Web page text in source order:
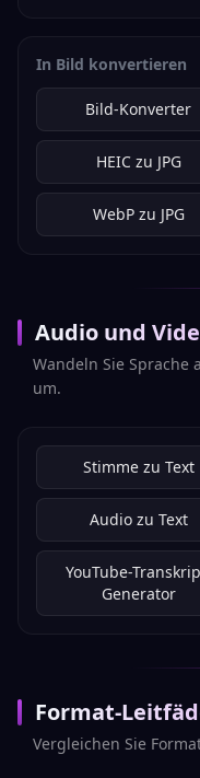
In Bild konvertieren
Bild-Konverter
HEIC zu JPG
WebP zu JPG
Audio und
Wandeln Sie Sprache
um.
Stimme zu Text
Audio zu Text
YouTube-
Generator
Format-
Vergleichen Sie